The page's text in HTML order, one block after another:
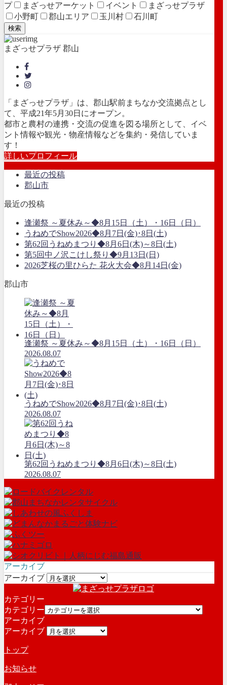
プ
まざっせアーケット イベント
まざっせプラザ
小野町
郡山エリア 玉川村 石川町
検索
まざっせプラザ 郡山
「まざっせプラザ」は、郡山駅前まちなか交流拠点とし
て、平成21年5月30日にオープン。
都市と農村の連携・交流の促進を図る場所として、イベ
ント情報や観光・物産情報などを集約・発信していま
す！
詳しいプロフィール
最近の投稿
郡山市
最近の投稿
逢瀬祭 ～夏休み～◆8月15日（土）・16日（日）
うねめでShow2026◆8月7日(金)･8日(土)
第62回うねめまつり◆8月6日(木)～8日(土)
第5回中ノ沢こけし祭り◆9月13日(日)
2026芝桜の里ひらた 花火大会◆8月14日(金)
郡山市
逢瀬祭 ～夏休み～◆8月15日（土）・16日（日）
2026.08.07
うねめでShow2026◆8月7日(金)･8日(土)
2026.08.07
第62回うねめまつり◆8月6日(木)～8日(土)
2026.08.07
アーカイブ
アーカイブ
カテゴリー
カテゴリー
アーカイブ
アーカイブ
トップ
お知らせ